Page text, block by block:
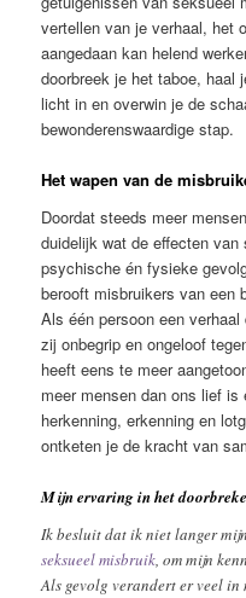
vertellen van je verhaal, het
aangedaan kan helend
doorbreek je het taboe, haal
licht in en overwin je de
bewonderenswaardige stap.
Het wapen van de
Doordat steeds meer
duidelijk wat de effecten
psychische én fysieke
berooft misbruikers van een
Als één persoon een
zij onbegrip en ongeloof
heeft eens te meer
meer mensen dan ons lief
herkenning, erkenning en
ontketen je de kracht van
Mijn ervaring in het
Ik besluit dat ik niet langer
seksueel misbruik, om mijn
Als gevolg verandert er veel